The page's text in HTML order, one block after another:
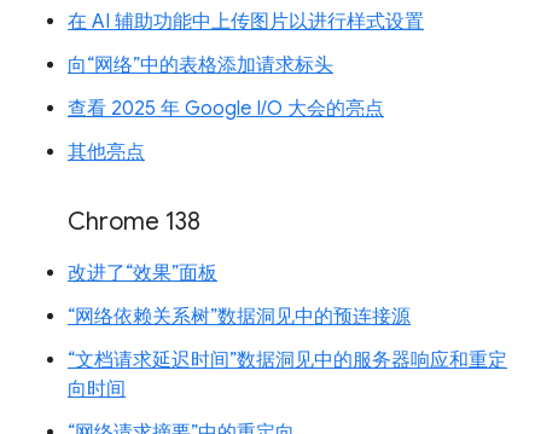
在 AI 辅助功能中上传图片以进行样式设置
向“网络”中的表格添加请求标头
查看 2025 年 Google I/O 大会的亮点
其他亮点
Chrome 138
改进了“效果”面板
“网络依赖关系树”数据洞见中的预连接源
“文档请求延迟时间”数据洞见中的服务器响应和重定
向时间